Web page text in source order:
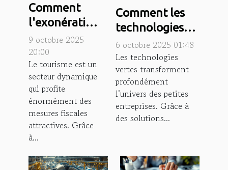
Comment
l'exonération
fiscale
détaxée
stimule-t-elle
le tourisme ?
9 octobre 2025
20:00
Le tourisme est un
secteur dynamique
qui profite
énormément des
mesures fiscales
attractives. Grâce
à...
Comment les
technologies
vertes
révolutionnent-
elles les petites
entreprises ?
6 octobre 2025 01:48
Les technologies
vertes transforment
profondément
l’univers des petites
entreprises. Grâce à
des solutions...